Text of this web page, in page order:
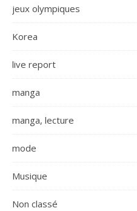
jeux olympiques
Korea
live report
manga
manga, lecture
mode
Musique
Non classé